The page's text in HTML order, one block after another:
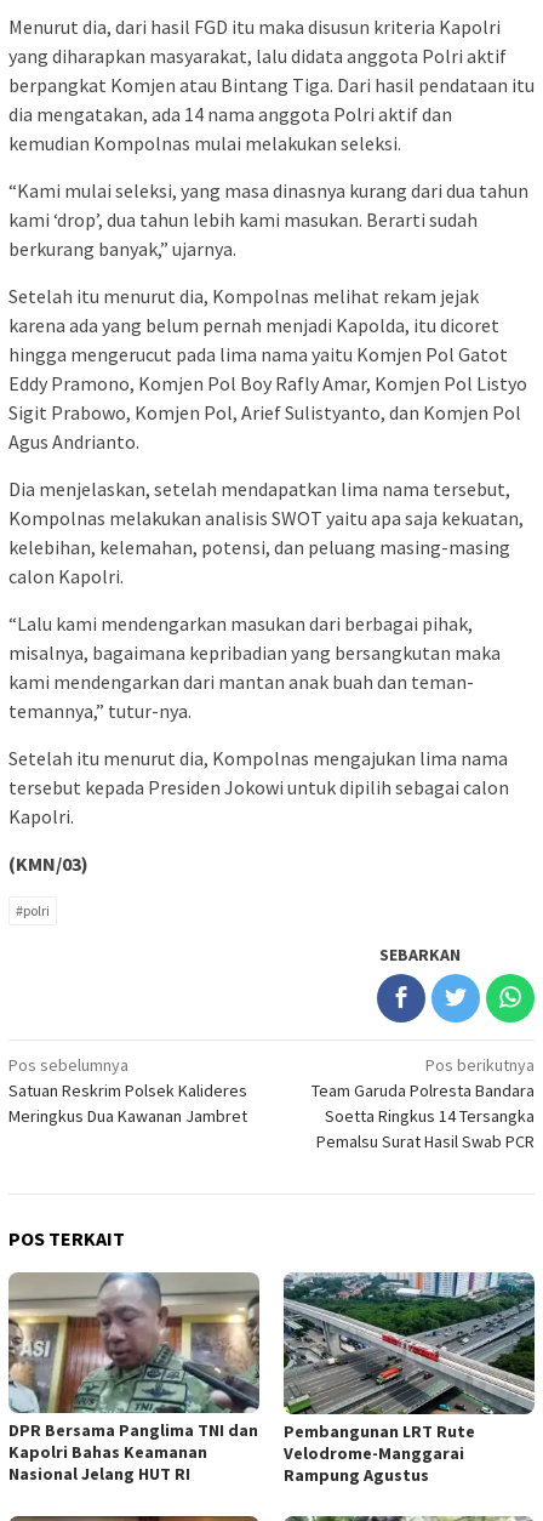
Menurut dia, dari hasil FGD itu maka disusun kriteria Kapolri
yang diharapkan masyarakat, lalu didata anggota Polri aktif
berpangkat Komjen atau Bintang Tiga. Dari hasil pendataan itu
dia mengatakan, ada 14 nama anggota Polri aktif dan
kemudian Kompolnas mulai melakukan seleksi.
“Kami mulai seleksi, yang masa dinasnya kurang dari dua tahun
kami ‘drop’, dua tahun lebih kami masukan. Berarti sudah
berkurang banyak,” ujarnya.
Setelah itu menurut dia, Kompolnas melihat rekam jejak
karena ada yang belum pernah menjadi Kapolda, itu dicoret
hingga mengerucut pada lima nama yaitu Komjen Pol Gatot
Eddy Pramono, Komjen Pol Boy Rafly Amar, Komjen Pol Listyo
Sigit Prabowo, Komjen Pol, Arief Sulistyanto, dan Komjen Pol
Agus Andrianto.
Dia menjelaskan, setelah mendapatkan lima nama tersebut,
Kompolnas melakukan analisis SWOT yaitu apa saja kekuatan,
kelebihan, kelemahan, potensi, dan peluang masing-masing
calon Kapolri.
“Lalu kami mendengarkan masukan dari berbagai pihak,
misalnya, bagaimana kepribadian yang bersangkutan maka
kami mendengarkan dari mantan anak buah dan teman-
temannya,” tutur-nya.
Setelah itu menurut dia, Kompolnas mengajukan lima nama
tersebut kepada Presiden Jokowi untuk dipilih sebagai calon
Kapolri.
(KMN/03)
#polri
SEBARKAN
Navigasi
pos
Pos sebelumnya
Satuan Reskrim Polsek Kalideres
Meringkus Dua Kawanan Jambret
Pos berikutnya
Team Garuda Polresta Bandara
Soetta Ringkus 14 Tersangka
Pemalsu Surat Hasil Swab PCR
POS TERKAIT
DPR Bersama Panglima TNI dan
Kapolri Bahas Keamanan
Nasional Jelang HUT RI
Pembangunan LRT Rute
Velodrome-Manggarai
Rampung Agustus